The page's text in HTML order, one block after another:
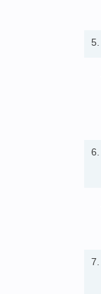
5.
6.
7.